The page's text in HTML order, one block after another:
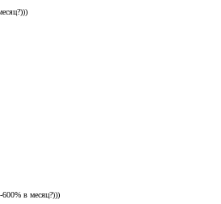
600% в месяц?)))